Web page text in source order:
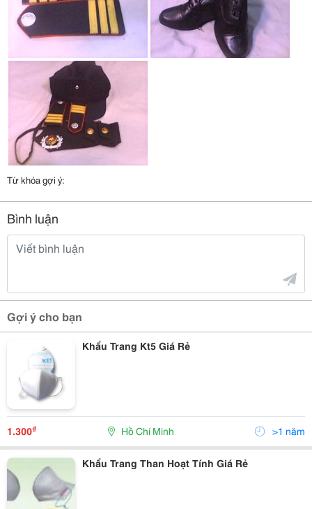
Từ khóa gợi ý:
Bình luận
Gợi ý cho bạn
Khẩu Trang Kt5 Giá Rẻ
1.300₫ Hồ Chí Minh >1 năm
Khẩu Trang Than Hoạt Tính Giá Rẻ